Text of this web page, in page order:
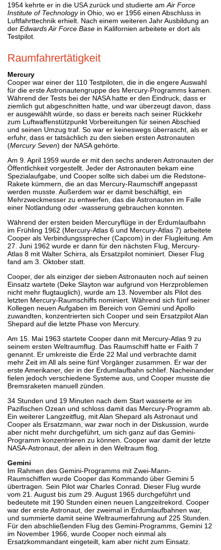
1954 kehrte er in die USA zurück und studierte am Air Force
Institute of Technologyin Ohio, wo er 1956 einen Abschluss in
Luftfahrttechnik erhielt. Nach einem weiteren Jahr Ausbildung an
der Edwards Air Force Base in Kalifornien arbeitete er dort als
Testpilot.
Raumfahrertätigkeit
Mercury
Cooper war einer der 110 Testpiloten, die in die engere Auswahl
für die erste Astronautengruppe des Mercury-Programms kamen.
Während der Tests bei der NASA hatte er den Eindruck, dass er
ziemlich gut abgeschnitten hatte, und war überzeugt davon, dass
er ausgewählt würde, so dass er bereits nach seiner Rückkehr
zum Luftwaffenstützpunkt Vorbereitungen für seinen Abschied
und seinen Umzug traf. So war er keineswegs überrascht, als er
erfuhr, dass er tatsächlich zu den sieben ersten Astronauten
(Mercury Seven) der NASA gehörte.
Am 9. April 1959 wurde er mit den sechs anderen Astronauten der
Öffentlichkeit vorgestellt. Jeder der Astronauten bekam eine
Spezialaufgabe, und Cooper sollte sich dabei um die Redstone-
Rakete kümmern, die an das Mercury-Raumschiff angepasst
werden musste. Außerdem war er damit beschäftigt, ein
Mehrzweckmesser zu entwerfen, das die Astronauten im Falle
einer Notlandung oder -wasserung gebrauchen konnten.
Während der ersten beiden Mercuryflüge in der Erdumlaufbahn
im Frühling 1962 (Mercury-Atlas 6 und Mercury-Atlas 7) arbeitete
Cooper als Verbindungssprecher (Capcom) in der Flugleitung. Am
27. Juni 1962 wurde er dann für den nächsten Flug, Mercury-
Atlas 8 mit Walter Schirra, als Ersatzpilot nominiert. Dieser Flug
fand am 3. Oktober statt.
Cooper, der als einziger der sieben Astronauten noch auf seinen
Einsatz wartete (Deke Slayton war aufgrund von Herzproblemen
nicht mehr flugtauglich), wurde am 13. November als Pilot des
letzten Mercury-Raumschiffs nominiert. Während sich fünf seiner
Kollegen neuen Aufgaben im Bereich von Gemini und Apollo
zuwandten, konzentrierten sich Cooper und sein Ersatzpilot Alan
Shepard auf die letzte Phase von Mercury.
Am 15. Mai 1963 startete Cooper dann mit Mercury-Atlas 9 zu
seinem ersten Weltraumflug. Das Raumschiff hatte er Faith 7
genannt. Er umkreiste die Erde 22 Mal und verbrachte damit
mehr Zeit im All als seine fünf Vorgänger zusammen. Er war der
erste Amerikaner, der in der Erdumlaufbahn schlief. Nacheinander
fielen jedoch verschiedene Systeme aus, und Cooper musste die
Bremsraketen manuell zünden.
34 Stunden und 19 Minuten nach dem Start wasserte er im
Pazifischen Ozean und schloss damit das Mercury-Programm ab.
Ein weiterer Langzeitflug, mit Alan Shepard als Astronaut und
Cooper als Ersatzmann, war zwar noch in der Diskussion, wurde
aber nicht mehr durchgeführt, um sich ganz auf das Gemini-
Programm konzentrieren zu können. Cooper war damit der letzte
NASA-Astronaut, der allein in den Weltraum flog.
Gemini
Im Rahmen des Gemini-Programms mit Zwei-Mann-
Raumschiffen wurde Cooper das Kommando über Gemini 5
übertragen. Sein Pilot war Charles Conrad. Dieser Flug wurde
vom 21. August bis zum 29. August 1965 durchgeführt und
bedeutete mit 190 Stunden einen neuen Langzeitrekord. Cooper
war der erste Astronaut, der zweimal in Erdumlaufbahnen war,
und summierte damit seine Weltraumerfahrung auf 225 Stunden.
Für den abschließenden Flug des Gemini-Programms, Gemini 12
im November 1966, wurde Cooper noch einmal als
Ersatzkommandant eingeteilt, kam aber nicht zum Einsatz.